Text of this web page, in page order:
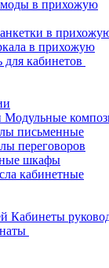
в прихожую
в
в прихожую
для кабинетов
Модульные
письменные
переговоров
шкафы
кабинетные
Кабинеты